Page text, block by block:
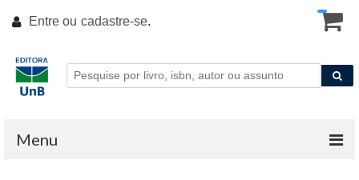
Entre ou cadastre-se.
Menu